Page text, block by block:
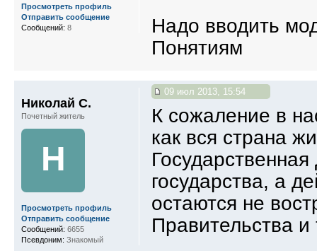
Надо вводить
Понятиям
Просмотреть профиль
Отправить сообщение
Сообщений: 8
09 июл 2013, 15:54
К сожаление в
как вся страна
государства, а
остаются не
Правительства
Николай С.
Почетный житель
Н
Просмотреть профиль
Отправить сообщение
Сообщений: 6655
Псевдоним: Знакомый